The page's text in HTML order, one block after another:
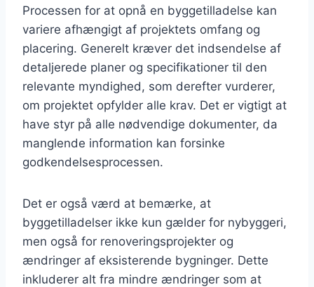
Processen for at opnå en byggetilladelse kan
variere afhængigt af projektets omfang og
placering. Generelt kræver det indsendelse af
detaljerede planer og specifikationer til den
relevante myndighed, som derefter vurderer,
om projektet opfylder alle krav. Det er vigtigt at
have styr på alle nødvendige dokumenter, da
manglende information kan forsinke
godkendelsesprocessen.
Det er også værd at bemærke, at
byggetilladelser ikke kun gælder for nybyggeri,
men også for renoveringsprojekter og
ændringer af eksisterende bygninger. Dette
inkluderer alt fra mindre ændringer som at